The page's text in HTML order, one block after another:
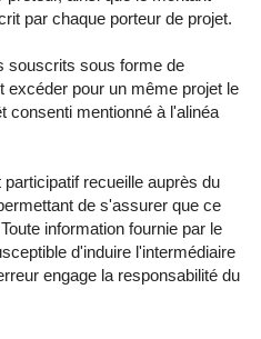
par chaque porteur de projet.
souscrits sous forme de
excéder pour un même projet le
consenti mentionné à l'alinéa
recueille auprès du
de s'assurer que ce
information fournie par le
d'induire l'intermédiaire
engage la responsabilité du